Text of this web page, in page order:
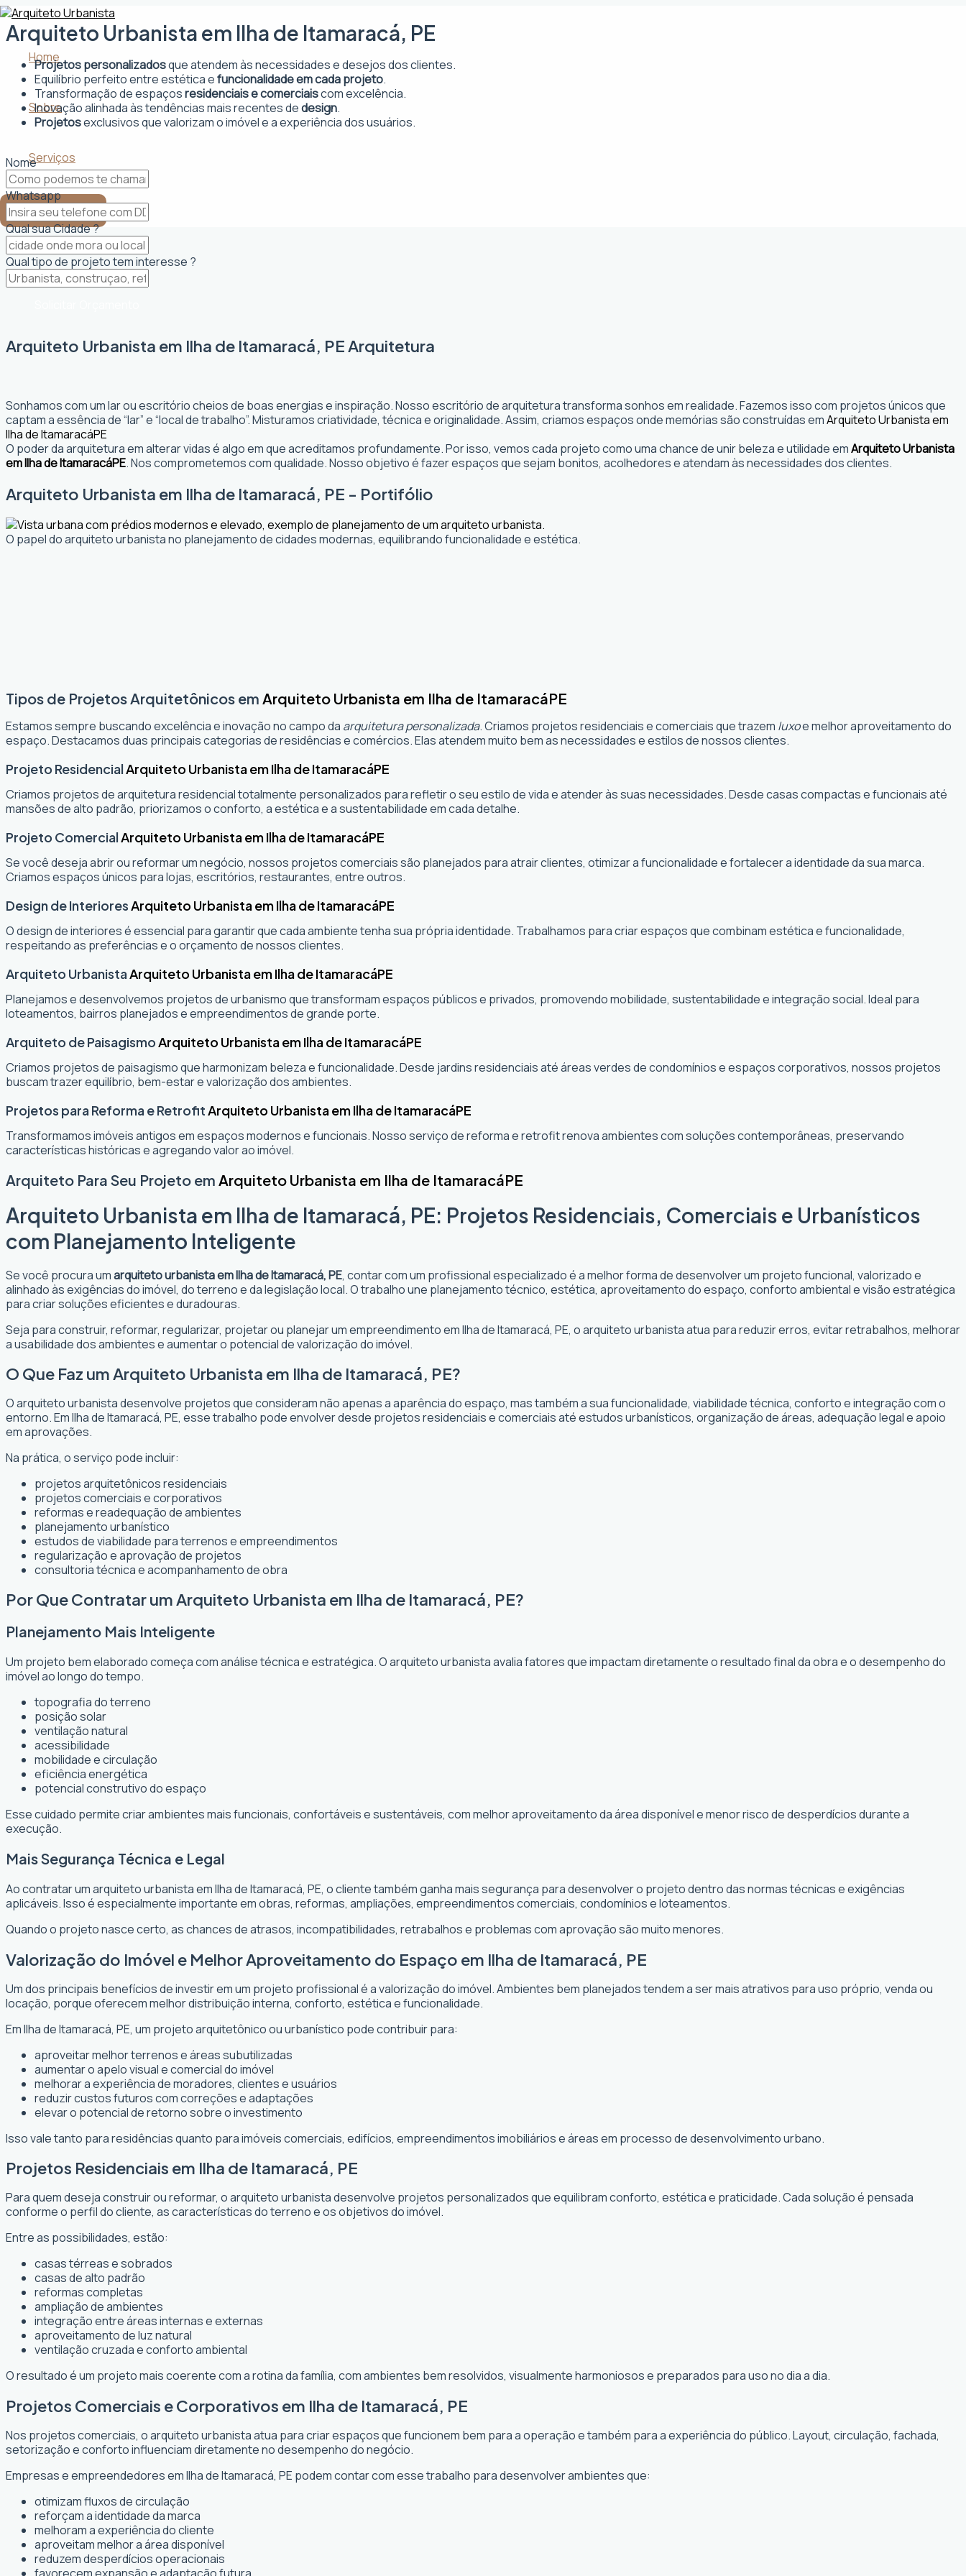
Ir
para
o
conteúdo
Home
Sobre
Serviços
CONTATO
Arquiteto Urbanista em Ilha de Itamaracá, PE
Projetos personalizadosque atendem às necessidades e desejos dos clientes.
Equilíbrio perfeito entre estética efuncionalidade em cada projeto.
Transformação de espaçosresidenciais e comerciaiscom excelência.
Inovação alinhada às tendências mais recentes dedesign.
Projetosexclusivos que valorizam o imóvel e a experiência dos usuários.
Nome
Whatsapp
Qual sua Cidade ?
Qual tipo de projeto tem interesse ?
Arquiteto Urbanista em Ilha de Itamaracá, PE Arquitetura
Sonhamos com um lar ou escritório cheios de boas energias e inspiração. Nosso escritório de arquitetura transforma sonhos em realidade. Fazemos isso com projetos únicos que
captam a essência de “lar” e “local de trabalho”. Misturamos criatividade, técnica e originalidade. Assim, criamos espaços onde memórias são construídas emArquiteto Urbanista em
Ilha de ItamaracáPE
O poder da arquitetura em alterar vidas é algo em que acreditamos profundamente. Por isso, vemos cada projeto como uma chance de unir beleza e utilidade emArquiteto Urbanista
em Ilha de ItamaracáPE. Nos comprometemos com qualidade. Nosso objetivo é fazer espaços que sejam bonitos, acolhedores e atendam às necessidades dos clientes.
Arquiteto Urbanista em Ilha de Itamaracá, PE - Portifólio
O papel do arquiteto urbanista no planejamento de cidades modernas, equilibrando funcionalidade e estética.
Tipos de Projetos Arquitetônicos em Arquiteto Urbanista em Ilha de ItamaracáPE
Estamos sempre buscando excelência e inovação no campo da arquitetura personalizada. Criamos projetos residenciais e comerciais que trazem luxoe melhor aproveitamento do
espaço. Destacamos duas principais categorias de residências e comércios. Elas atendem muito bem as necessidades e estilos de nossos clientes.
Projeto ResidencialArquiteto Urbanista em Ilha de ItamaracáPE
Criamos projetos de arquitetura residencial totalmente personalizados para refletir o seu estilo de vida e atender às suas necessidades. Desde casas compactas e funcionais até
mansões de alto padrão, priorizamos o conforto, a estética e a sustentabilidade em cada detalhe.
Projeto ComercialArquiteto Urbanista em Ilha de ItamaracáPE
Se você deseja abrir ou reformar um negócio, nossos projetos comerciais são planejados para atrair clientes, otimizar a funcionalidade e fortalecer a identidade da sua marca.
Criamos espaços únicos para lojas, escritórios, restaurantes, entre outros.
Design de InterioresArquiteto Urbanista em Ilha de ItamaracáPE
O design de interiores é essencial para garantir que cada ambiente tenha sua própria identidade. Trabalhamos para criar espaços que combinam estética e funcionalidade,
respeitando as preferências e o orçamento de nossos clientes.
Arquiteto UrbanistaArquiteto Urbanista em Ilha de ItamaracáPE
Planejamos e desenvolvemos projetos de urbanismo que transformam espaços públicos e privados, promovendo mobilidade, sustentabilidade e integração social. Ideal para
loteamentos, bairros planejados e empreendimentos de grande porte.
Arquiteto de PaisagismoArquiteto Urbanista em Ilha de ItamaracáPE
Criamos projetos de paisagismo que harmonizam beleza e funcionalidade. Desde jardins residenciais até áreas verdes de condomínios e espaços corporativos, nossos projetos
buscam trazer equilíbrio, bem-estar e valorização dos ambientes.
Projetos para Reforma e RetrofitArquiteto Urbanista em Ilha de ItamaracáPE
Transformamos imóveis antigos em espaços modernos e funcionais. Nosso serviço de reforma e retrofit renova ambientes com soluções contemporâneas, preservando
características históricas e agregando valor ao imóvel.
Arquiteto Para Seu Projeto em Arquiteto Urbanista em Ilha de ItamaracáPE
Arquiteto Urbanista em Ilha de Itamaracá, PE: Projetos Residenciais, Comerciais e Urbanísticos
com Planejamento Inteligente
Se você procura umarquiteto urbanista em Ilha de Itamaracá, PE, contar com um profissional especializado é a melhor forma de desenvolver um projeto funcional, valorizado e
alinhado às exigências do imóvel, do terreno e da legislação local. O trabalho une planejamento técnico, estética, aproveitamento do espaço, conforto ambiental e visão estratégica
para criar soluções eficientes e duradouras.
Seja para construir, reformar, regularizar, projetar ou planejar um empreendimento em Ilha de Itamaracá, PE, o arquiteto urbanista atua para reduzir erros, evitar retrabalhos, melhorar
a usabilidade dos ambientes e aumentar o potencial de valorização do imóvel.
O Que Faz um Arquiteto Urbanista em Ilha de Itamaracá, PE?
O arquiteto urbanista desenvolve projetos que consideram não apenas a aparência do espaço, mas também a sua funcionalidade, viabilidade técnica, conforto e integração com o
entorno. Em Ilha de Itamaracá, PE, esse trabalho pode envolver desde projetos residenciais e comerciais até estudos urbanísticos, organização de áreas, adequação legal e apoio
em aprovações.
Na prática, o serviço pode incluir:
projetos arquitetônicos residenciais
projetos comerciais e corporativos
reformas e readequação de ambientes
planejamento urbanístico
estudos de viabilidade para terrenos e empreendimentos
regularização e aprovação de projetos
consultoria técnica e acompanhamento de obra
Por Que Contratar um Arquiteto Urbanista em Ilha de Itamaracá, PE?
Planejamento Mais Inteligente
Um projeto bem elaborado começa com análise técnica e estratégica. O arquiteto urbanista avalia fatores que impactam diretamente o resultado final da obra e o desempenho do
imóvel ao longo do tempo.
topografia do terreno
posição solar
ventilação natural
acessibilidade
mobilidade e circulação
eficiência energética
potencial construtivo do espaço
Esse cuidado permite criar ambientes mais funcionais, confortáveis e sustentáveis, com melhor aproveitamento da área disponível e menor risco de desperdícios durante a
execução.
Mais Segurança Técnica e Legal
Ao contratar um arquiteto urbanista em Ilha de Itamaracá, PE, o cliente também ganha mais segurança para desenvolver o projeto dentro das normas técnicas e exigências
aplicáveis. Isso é especialmente importante em obras, reformas, ampliações, empreendimentos comerciais, condomínios e loteamentos.
Quando o projeto nasce certo, as chances de atrasos, incompatibilidades, retrabalhos e problemas com aprovação são muito menores.
Valorização do Imóvel e Melhor Aproveitamento do Espaço em Ilha de Itamaracá, PE
Um dos principais benefícios de investir em um projeto profissional é a valorização do imóvel. Ambientes bem planejados tendem a ser mais atrativos para uso próprio, venda ou
locação, porque oferecem melhor distribuição interna, conforto, estética e funcionalidade.
Em Ilha de Itamaracá, PE, um projeto arquitetônico ou urbanístico pode contribuir para:
aproveitar melhor terrenos e áreas subutilizadas
aumentar o apelo visual e comercial do imóvel
melhorar a experiência de moradores, clientes e usuários
reduzir custos futuros com correções e adaptações
elevar o potencial de retorno sobre o investimento
Isso vale tanto para residências quanto para imóveis comerciais, edifícios, empreendimentos imobiliários e áreas em processo de desenvolvimento urbano.
Projetos Residenciais em Ilha de Itamaracá, PE
Para quem deseja construir ou reformar, o arquiteto urbanista desenvolve projetos personalizados que equilibram conforto, estética e praticidade. Cada solução é pensada
conforme o perfil do cliente, as características do terreno e os objetivos do imóvel.
Entre as possibilidades, estão:
casas térreas e sobrados
casas de alto padrão
reformas completas
ampliação de ambientes
integração entre áreas internas e externas
aproveitamento de luz natural
ventilação cruzada e conforto ambiental
O resultado é um projeto mais coerente com a rotina da família, com ambientes bem resolvidos, visualmente harmoniosos e preparados para uso no dia a dia.
Projetos Comerciais e Corporativos em Ilha de Itamaracá, PE
Nos projetos comerciais, o arquiteto urbanista atua para criar espaços que funcionem bem para a operação e também para a experiência do público. Layout, circulação, fachada,
setorização e conforto influenciam diretamente no desempenho do negócio.
Empresas e empreendedores em Ilha de Itamaracá, PE podem contar com esse trabalho para desenvolver ambientes que:
otimizam fluxos de circulação
reforçam a identidade da marca
melhoram a experiência do cliente
aproveitam melhor a área disponível
reduzem desperdícios operacionais